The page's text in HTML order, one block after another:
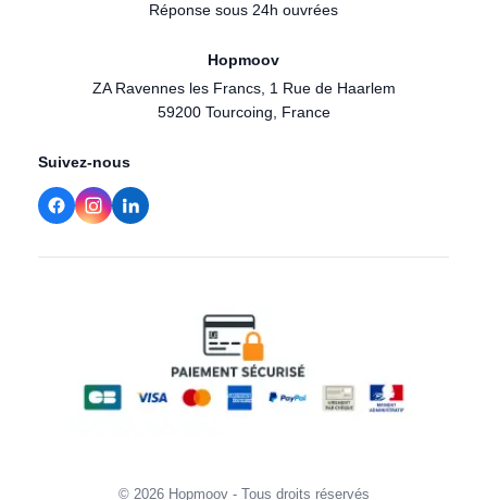
Réponse sous 24h ouvrées
Hopmoov
ZA Ravennes les Francs, 1 Rue de Haarlem
59200 Tourcoing, France
Suivez-nous
© 2026 Hopmoov - Tous droits réservés